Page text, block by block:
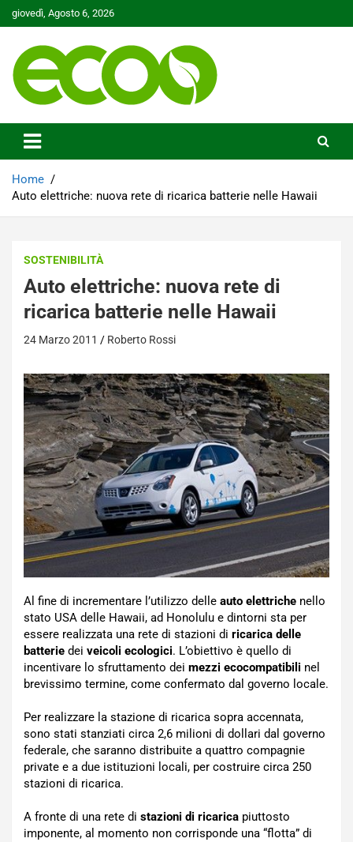
Skip
to
giovedì, Agosto 6, 2026
Ecoo.it
Home
Auto elettriche: nuova rete di ricarica batterie nelle Hawaii
SOSTENIBILITÀ
Auto elettriche: nuova rete di
ricarica batterie nelle Hawaii
24 Marzo 2011 Roberto Rossi
Al fine di incrementare l’utilizzo delle auto elettriche nello
stato USA delle Hawaii, ad Honolulu e dintorni sta per
essere realizzata una rete di stazioni di ricarica delle
batterie dei veicoli ecologici. L’obiettivo è quello di
incentivare lo sfruttamento dei mezzi ecocompatibili nel
brevissimo termine, come confermato dal governo locale.
Per realizzare la stazione di ricarica sopra accennata,
sono stati stanziati circa 2,6 milioni di dollari dal governo
federale, che saranno distribuite a quattro compagnie
private e a due istituzioni locali, per costruire circa 250
stazioni di ricarica.
A fronte di una rete di stazioni di ricarica piuttosto
imponente, al momento non corrisponde una “flotta” di